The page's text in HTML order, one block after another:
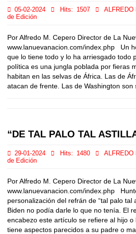
05-02-2024 Hits: 1507 ALFREDO
de Edición
Por Alfredo M. Cepero Director de La
www.lanuevanacion.com/index.php Un
que lo tiene todo y lo ha arriesgado todo
política es una jungla poblada por fieras
habitan en las selvas de África. Las de
atacan de frente. Las de Washington son
“DE TAL PALO TAL
29-01-2024 Hits: 1480 ALFREDO
de Edición
Por Alfredo M. Cepero Director de La
www.lanuevanacion.com/index.php
personalización del refrán de “tal palo tal
Biden no podía darle lo que no tenía. El
encabezo este artículo se refiere al hijo o
tiene aspectos parecidos a su padre o